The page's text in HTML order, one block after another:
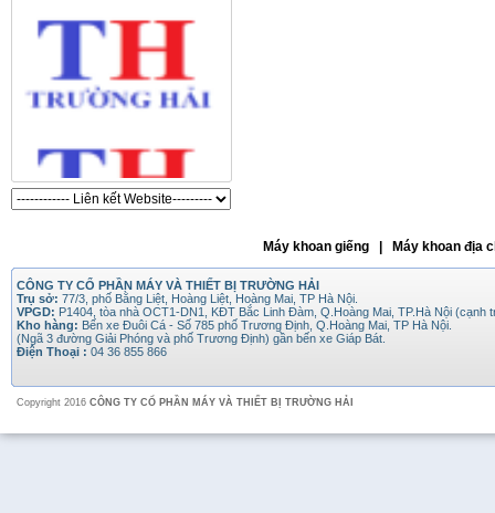
Máy khoan giếng | Máy khoan
CÔNG TY CỔ PHẦN MÁY VÀ THIẾT BỊ TRƯỜNG HẢI
Trụ sở: 77/3, phố Bằng Liệt, Hoàng Liệt, Hoàng Mai, TP Hà Nội.
VPGD: P1404, tòa nhà OCT1-DN1, KĐT Bắc Linh Đàm, Q.Hoàng Mai, TP.Hà Nội (cạnh
Kho hàng: Bến xe Đuôi Cá - Số 785 phố Trương Định, Q.Hoàng Mai, TP Hà Nội.
(Ngã 3 đường Giải Phóng và phố Trương Định) gần bến xe Giáp Bát.
Điện Thoại : 04 36 855 866
Copyright 2016 CÔNG TY CỔ PHẦN MÁY VÀ THIẾT BỊ TRƯỜNG HẢI